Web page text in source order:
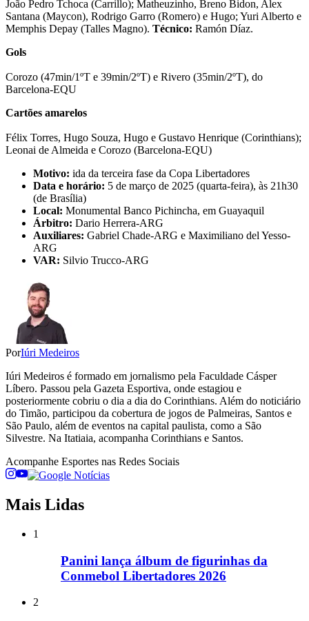
João Pedro Tchoca (Carrillo); Matheuzinho, Breno Bidon, Alex
Santana (Maycon), Rodrigo Garro (Romero) e Hugo; Yuri Alberto e
Memphis Depay (Talles Magno). Técnico: Ramón Díaz.
Gols
Corozo (47min/1ºT e 39min/2ºT) e Rivero (35min/2ºT), do
Barcelona-EQU
Cartões amarelos
Félix Torres, Hugo Souza, Hugo e Gustavo Henrique (Corinthians);
Leonai de Almeida e Corozo (Barcelona-EQU)
Motivo: ida da terceira fase da Copa Libertadores
Data e horário: 5 de março de 2025 (quarta-feira), às 21h30
(de Brasília)
Local: Monumental Banco Pichincha, em Guayaquil
Árbitro: Dario Herrera-ARG
Auxiliares: Gabriel Chade-ARG e Maximiliano del Yesso-
ARG
VAR: Silvio Trucco-ARG
PorIúri Medeiros
Iúri Medeiros é formado em jornalismo pela Faculdade Cásper
Líbero. Passou pela Gazeta Esportiva, onde estagiou e
posteriormente cobriu o dia a dia do Corinthians. Além do noticiário
do Timão, participou da cobertura de jogos de Palmeiras, Santos e
São Paulo, além de eventos na capital paulista, como a São
Silvestre. Na Itatiaia, acompanha Corinthians e Santos.
Acompanhe Esportes nas Redes Sociais
Mais Lidas
1
Panini lança álbum de figurinhas da
Conmebol Libertadores 2026
2